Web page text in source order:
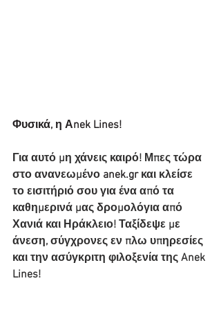
Φυσικά, η Αnek Lines!
Για αυτό μη χάνεις καιρό! Μπες τώρα
στο ανανεωμένο anek.gr και κλείσε
το εισιτήριό σου για ένα από τα
καθημερινά μας δρομολόγια από
Χανιά και Ηράκλειο! Ταξίδεψε με
άνεση, σύγχρονες εν πλω υπηρεσίες
και την ασύγκριτη φιλοξενία της Anek
Lines!